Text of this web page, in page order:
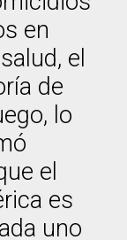
en
el
de
lo
el
es
uno